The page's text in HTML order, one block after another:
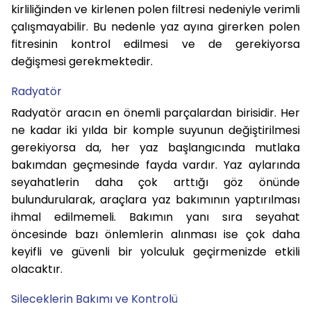
kirliliğinden ve kirlenen polen filtresi nedeniyle verimli
çalışmayabilir. Bu nedenle yaz ayına girerken polen
fitresinin kontrol edilmesi ve de gerekiyorsa
değişmesi gerekmektedir.
Radyatör
Radyatör aracın en önemli parçalardan birisidir. Her
ne kadar iki yılda bir komple suyunun değiştirilmesi
gerekiyorsa da, her yaz başlangıcında mutlaka
bakımdan geçmesinde fayda vardır. Yaz aylarında
seyahatlerin daha çok arttığı göz önünde
bulundurularak, araçlara yaz bakımının yaptırılması
ihmal edilmemeli. Bakımın yanı sıra seyahat
öncesinde bazı önlemlerin alınması ise çok daha
keyifli ve güvenli bir yolculuk geçirmenizde etkili
olacaktır.
Sileceklerin Bakımı ve Kontrolü